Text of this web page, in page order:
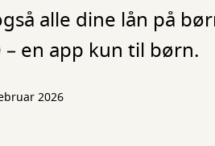
alle dine lån på
– en app kun til børn.
2026